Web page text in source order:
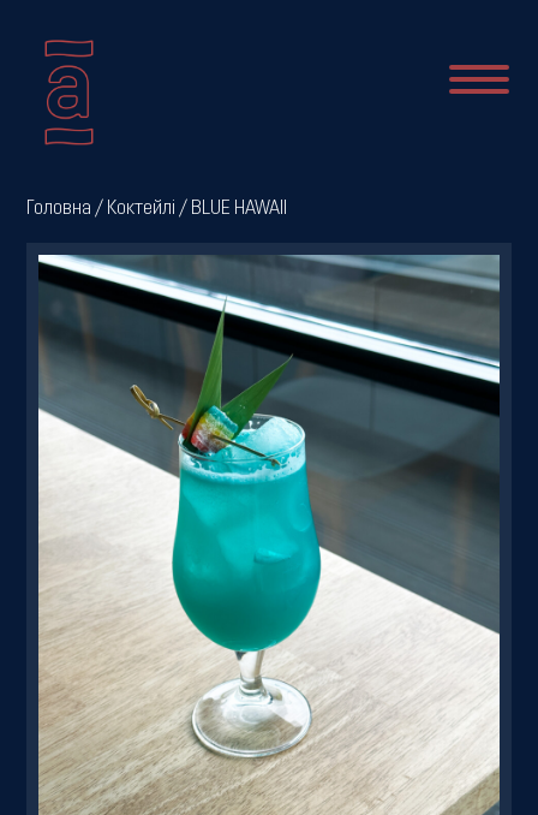
Про
нас
Новини
Меню
Галерея
Резервація
Головна / Коктейлі / BLUE HAWAII